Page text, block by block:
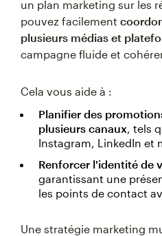
un plan marketing sur les
pouvez facilement
plusieurs médias et
campagne fluide et
Cela vous aide à :
Planifier des
plusieurs canaux, tels
Instagram, LinkedIn et
Renforcer l'identité de
garantissant une
les points de contact
Une stratégie marketing